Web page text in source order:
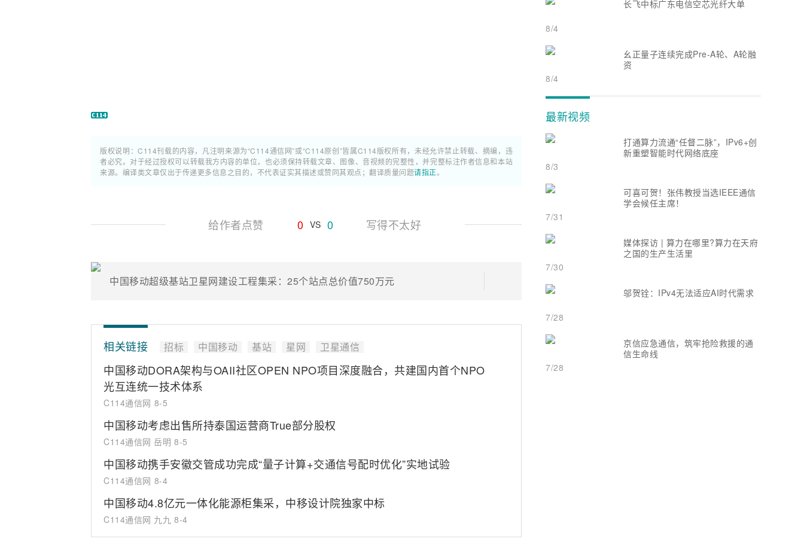
版权说明：C114刊载的内容，凡注明来源为“C114通信网”或“C114原创”皆属C114版权所有，未经允许禁止转载、摘编，违
者必究。对于经过授权可以转载我方内容的单位，也必须保持转载文章、图像、音视频的完整性，并完整标注作者信息和本站
来源。编译类文章仅出于传递更多信息之目的，不代表证实其描述或赞同其观点；翻译质量问题请指正。
给作者点赞 0 VS 0 写得不太好
中国移动超级基站卫星网建设工程集采：25个站点总价值750万元
相关链接 招标 中国移动 基站 星网 卫星通信
中国移动DORA架构与OAII社区OPEN NPO项目深度融合，共建国内首个NPO
光互连统一技术体系
C114通信网 8-5
中国移动考虑出售所持泰国运营商True部分股权
C114通信网 岳明 8-5
中国移动携手安徽交管成功完成“量子计算+交通信号配时优化”实地试验
C114通信网 8-4
中国移动4.8亿元一体化能源柜集采，中移设计院独家中标
C114通信网 九九 8-4
长飞中标广东电信空芯光纤大单
8/4
幺正量子连续完成Pre-A轮、A轮融
资
8/4
最新视频
打通算力流通“任督二脉”，IPv6+创
新重塑智能时代网络底座
8/3
可喜可贺！张伟教授当选IEEE通信
学会候任主席！
7/31
媒体探访 | 算力在哪里?算力在天府
之国的生产生活里
7/30
邬贺铨：IPv4无法适应AI时代需求
7/28
京信应急通信，筑牢抢险救援的通
信生命线
7/28